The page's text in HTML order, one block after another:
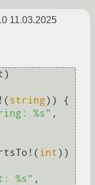
11.03.2025
)
string)) {
%s" ,
int ))
%s" ,